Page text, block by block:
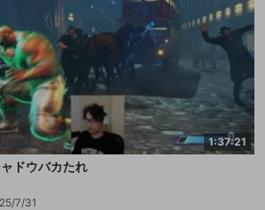
1:37:21
ドウバカたれ
7/31